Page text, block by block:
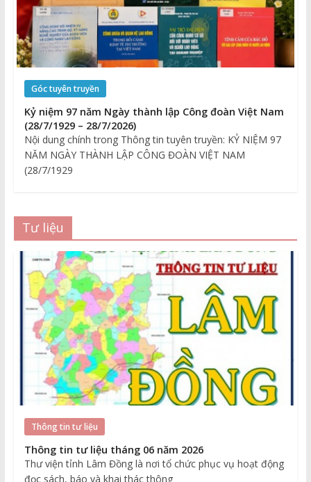
Góc tuyên truyền
Kỷ niệm 97 năm Ngày thành lập Công đoàn Việt Nam
(28/7/1929 – 28/7/2026)
Nội dung chính trong Thông tin tuyên truyền: KỶ NIỆM 97
NĂM NGÀY THÀNH LẬP CÔNG ĐOÀN VIỆT NAM
(28/7/1929
Tư liệu
Thông tin tư liệu
Thông tin tư liệu tháng 06 năm 2026
Thư viện tỉnh Lâm Đồng là nơi tổ chức phục vụ hoạt động
đọc sách, báo và khai thác thông